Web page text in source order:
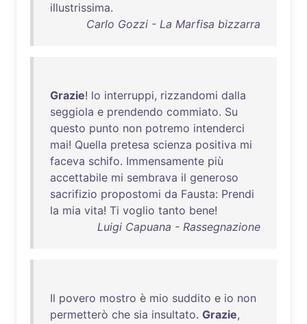
illustrissima.
Carlo Gozzi - La Marfisa bizzarra
Grazie! lo interruppi, rizzandomi dalla
seggiola e prendendo commiato. Su
questo punto non potremo intenderci
mai! Quella pretesa scienza positiva mi
faceva schifo. Immensamente più
accettabile mi sembrava il generoso
sacrifizio propostomi da Fausta: Prendi
la mia vita! Ti voglio tanto bene!
Luigi Capuana - Rassegnazione
Il povero mostro è mio suddito e io non
permetterò che sia insultato. Grazie,